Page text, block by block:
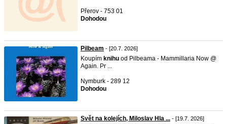
Přerov - 753 01
Dohodou
Pilbeam - [20.7. 2026]
Koupím knihu od Pilbeama - Mammillaria Now @
Again. Pr ...
Nymburk - 289 12
Dohodou
Svět na kolejích, Miloslav Hla ... - [19.7. 2026]